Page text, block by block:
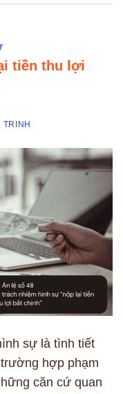
tiền thu lợi
TRINH
sự là tình tiết
hợp phạm
căn cứ quan